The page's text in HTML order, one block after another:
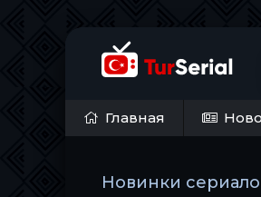
Главная
Новинки